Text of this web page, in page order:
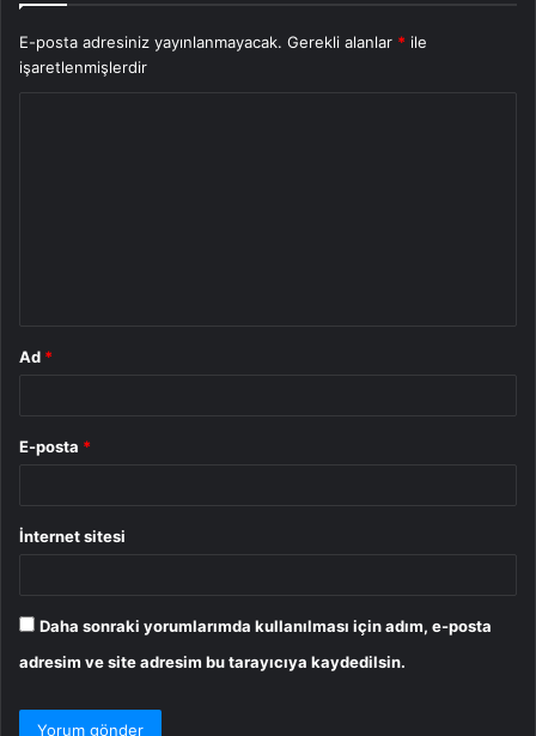
E-posta adresiniz yayınlanmayacak. Gerekli alanlar * ile
işaretlenmişlerdir
Ad *
E-posta *
İnternet sitesi
Daha sonraki yorumlarımda kullanılması için adım, e-posta
adresim ve site adresim bu tarayıcıya kaydedilsin.